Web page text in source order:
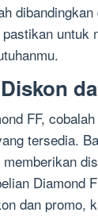
untuk
FF,
tersedia.
Diamond
dan promo,